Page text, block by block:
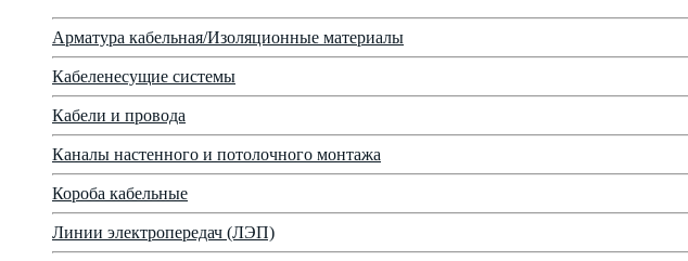
Арматура кабельная/Изоляционные материалы
Кабеленесущие системы
Кабели и провода
Каналы настенного и потолочного монтажа
Короба кабельные
Линии электропередач (ЛЭП)